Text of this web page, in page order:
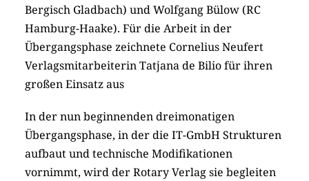
Bergisch Gladbach) und Wolfgang Bülow (RC
Hamburg-Haake). Für die Arbeit in der
Übergangsphase zeichnete Cornelius Neufert
Verlagsmitarbeiterin Tatjana de Bilio für ihren
großen Einsatz aus
In der nun beginnenden dreimonatigen
Übergangsphase, in der die IT-GmbH Strukturen
aufbaut und technische Modifikationen
vornimmt, wird der Rotary Verlag sie begleiten